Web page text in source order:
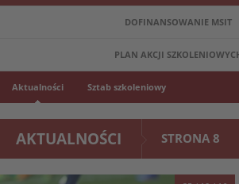
DOFINANSOWANIE MSIT
PLAN AKCJI
Aktualności Sztab szkoleniowy
AKTUALNOŚCI STRONA 8